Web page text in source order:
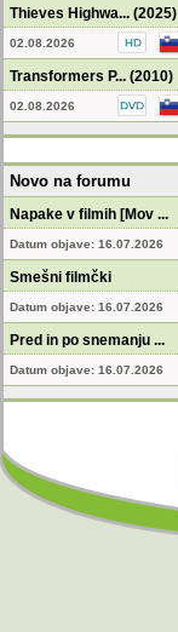
Thieves Highwa... (2025)
02.08.2026
Transformers P... (2010)
02.08.2026
Novo na forumu
Napake v filmih [Mov ...
Datum objave: 16.07.2026
Smešni filmčki
Datum objave: 16.07.2026
Pred in po snemanju ...
Datum objave: 16.07.2026